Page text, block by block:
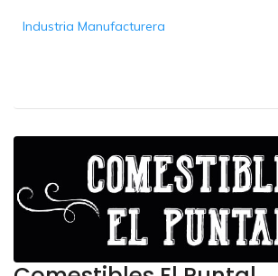
Industria Manufacturera